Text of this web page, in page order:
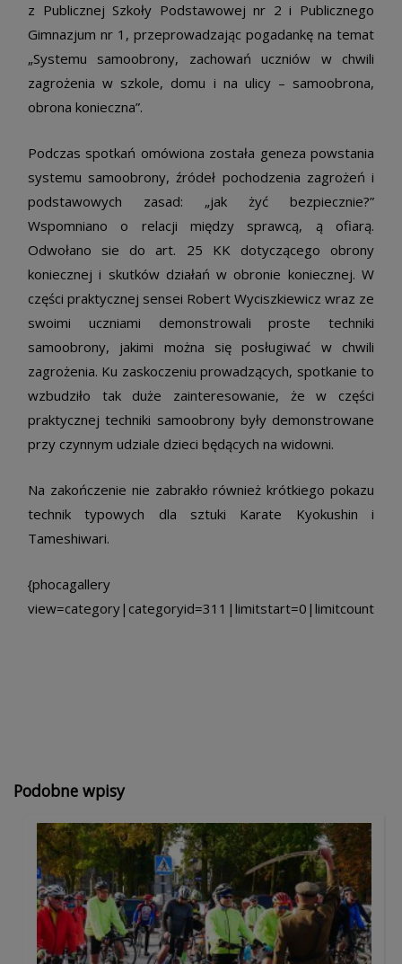
z Publicznej Szkoły Podstawowej nr 2 i Publicznego
Gimnazjum nr 1, przeprowadzając pogadankę na temat
„Systemu samoobrony, zachowań uczniów w chwili
zagrożenia w szkole, domu i na ulicy – samoobrona,
obrona konieczna”.
Podczas spotkań omówiona została geneza powstania
systemu samoobrony, źródeł pochodzenia zagrożeń i
podstawowych zasad: „jak żyć bezpiecznie?”
Wspomniano o relacji między sprawcą, ą ofiarą.
Odwołano sie do art. 25 KK dotyczącego obrony
koniecznej i skutków działań w obronie koniecznej. W
części praktycznej sensei Robert Wyciszkiewicz wraz ze
swoimi uczniami demonstrowali proste techniki
samoobrony, jakimi można się posługiwać w chwili
zagrożenia. Ku zaskoczeniu prowadzących, spotkanie to
wzbudziło tak duże zainteresowanie, że w części
praktycznej techniki samoobrony były demonstrowane
przy czynnym udziale dzieci będących na widowni.
Na zakończenie nie zabrakło również krótkiego pokazu
technik typowych dla sztuki Karate Kyokushin i
Tameshiwari.
{phocagallery
Podobne wpisy